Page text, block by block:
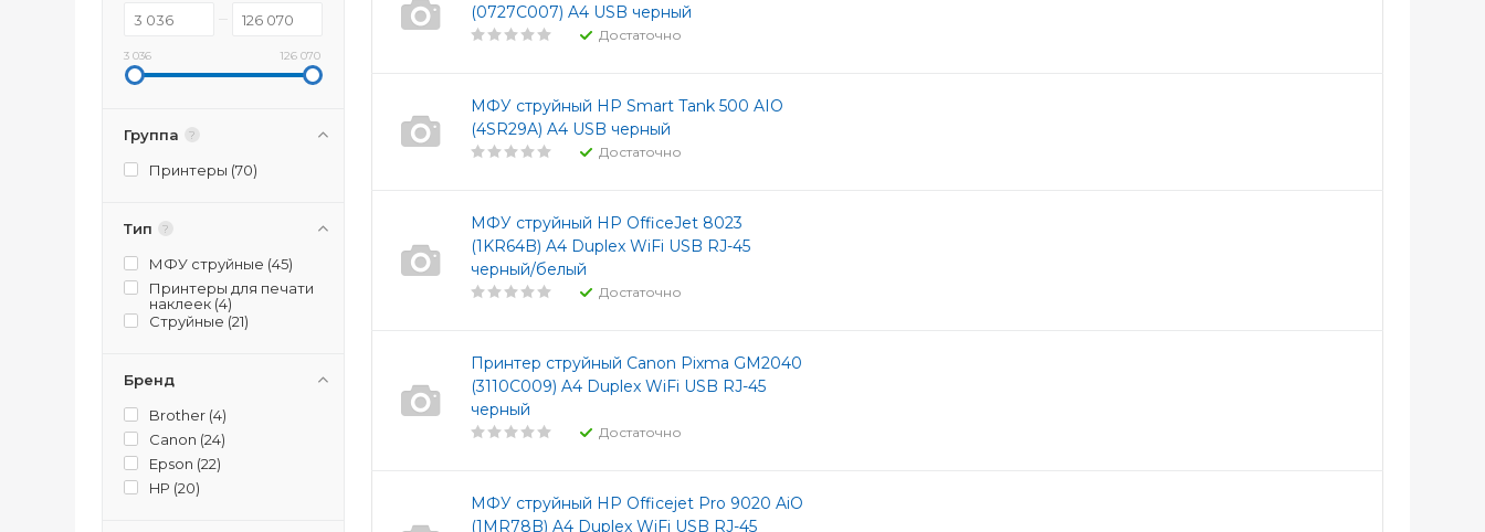
3 036 126 070
Группа ?
Принтеры (70)
Тип ?
МФУ струйные (45)
Принтеры для печати
наклеек (4)
Струйные (21)
Бренд
Brother (4)
Canon (24)
Epson (22)
HP (20)
(0727C007) A4 USB черный
Достаточно
МФУ струйный HP Smart Tank 500 AIO
(4SR29A) A4 USB черный
Достаточно
МФУ струйный HP OfficeJet 8023
(1KR64B) A4 Duplex WiFi USB RJ-45
черный/белый
Достаточно
Принтер струйный Canon Pixma GM2040
(3110C009) A4 Duplex WiFi USB RJ-45
черный
Достаточно
МФУ струйный HP Officejet Pro 9020 AiO
(1MR78B) A4 Duplex WiFi USB RJ-45